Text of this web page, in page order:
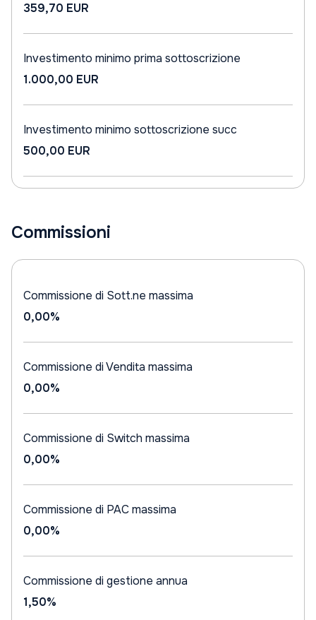
359,70 EUR
Investimento minimo prima sottoscrizione
1.000,00 EUR
Investimento minimo sottoscrizione succ
500,00 EUR
Commissioni
Commissione di Sott.ne massima
0,00%
Commissione di Vendita massima
0,00%
Commissione di Switch massima
0,00%
Commissione di PAC massima
0,00%
Commissione di gestione annua
1,50%